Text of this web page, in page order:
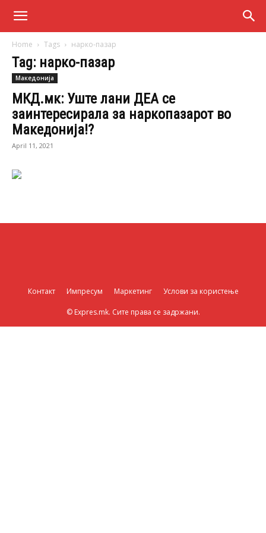
Home Tags нарко-пазар
Tag: нарко-пазар
Македонија
МКД.мк: Уште лани ДЕА се
заинтересирала за наркопазарот во
Македонија!?
April 11, 2021
Контакт Импресум Маркетинг Услови за користење
© Expres.mk. Сите права се задржани.